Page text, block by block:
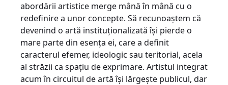
abordării artistice merge mână în mână cu o
redefinire a unor concepte. Să recunoaștem că
devenind o artă instituționalizată își pierde o
mare parte din esența ei, care a definit
caracterul efemer, ideologic sau teritorial, acela
al străzii ca spațiu de exprimare. Artistul integrat
acum în circuitul de artă își lărgește publicul, dar